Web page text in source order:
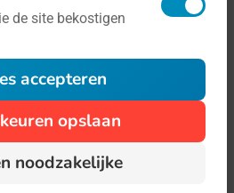
de site bekostigen
accepteren
opslaan
noodzakelijke